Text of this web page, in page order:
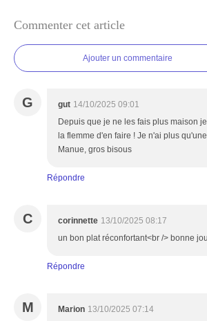
Commenter cet article
Ajouter un commentaire
G gut 14/10/2025 09:01
Depuis que je ne les fais plus maison
la flemme d'en faire ! Je n'ai plus
Manue, gros bisous
Répondre
C corinnette 13/10/2025 08:17
un bon plat réconfortant<br /> bonne
Répondre
M Marion 13/10/2025 07:14